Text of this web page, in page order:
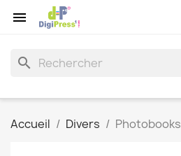

search
Accueil Divers Photobooks